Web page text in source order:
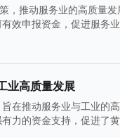
，推动服务业的高质量
效申报资金，促进服务
业高质量发展
在推动服务业与工业的
力的资金支持，促进了